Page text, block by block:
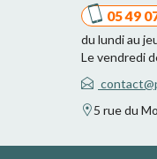
05 49
du lundi au
Le vendredi
5 rue du